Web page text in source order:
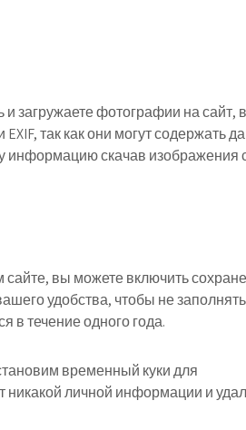
загружаете фотографии на сайт,
так как они могут содержать
информацию скачав изображения
вы можете включить
удобства, чтобы не заполнять
в течение одного года.
временный куки для
личной информации и